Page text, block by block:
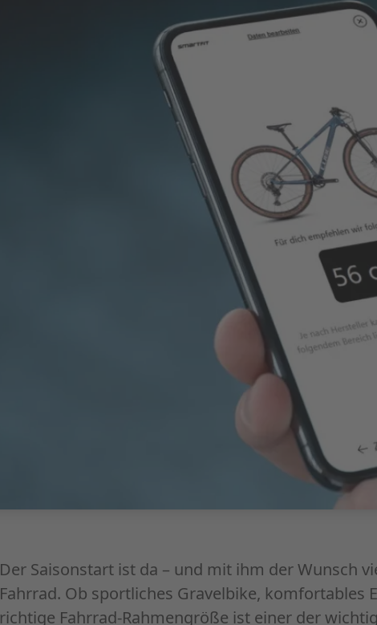
Der Saisonstart ist da – und mit ihm der Wunsch
Fahrrad. Ob sportliches Gravelbike, komfortables
richtige Fahrrad-Rahmengröße ist einer der